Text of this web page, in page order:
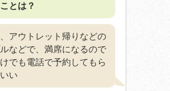
とは？
アウトレット帰りなどの
などで、満席になるので
でも電話で予約してもら
い